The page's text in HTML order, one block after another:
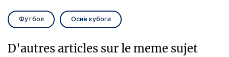
Футбол Осиё кубоги
D'autres articles sur le meme sujet